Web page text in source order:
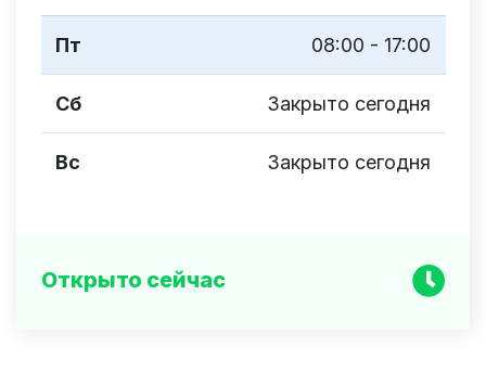
Пт 08:00 - 17:00
Сб Закрыто сегодня
Вс Закрыто сегодня
Открыто сейчас